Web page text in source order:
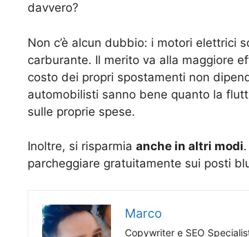
davvero?
Non c’è alcun dubbio: i motori elettrici
carburante. Il merito va alla maggiore
costo dei propri spostamenti non
automobilisti sanno bene quanto la
sulle proprie spese.
Inoltre, si risparmia anche in altri modi
parcheggiare gratuitamente sui posti
Marco
Copywriter e SEO